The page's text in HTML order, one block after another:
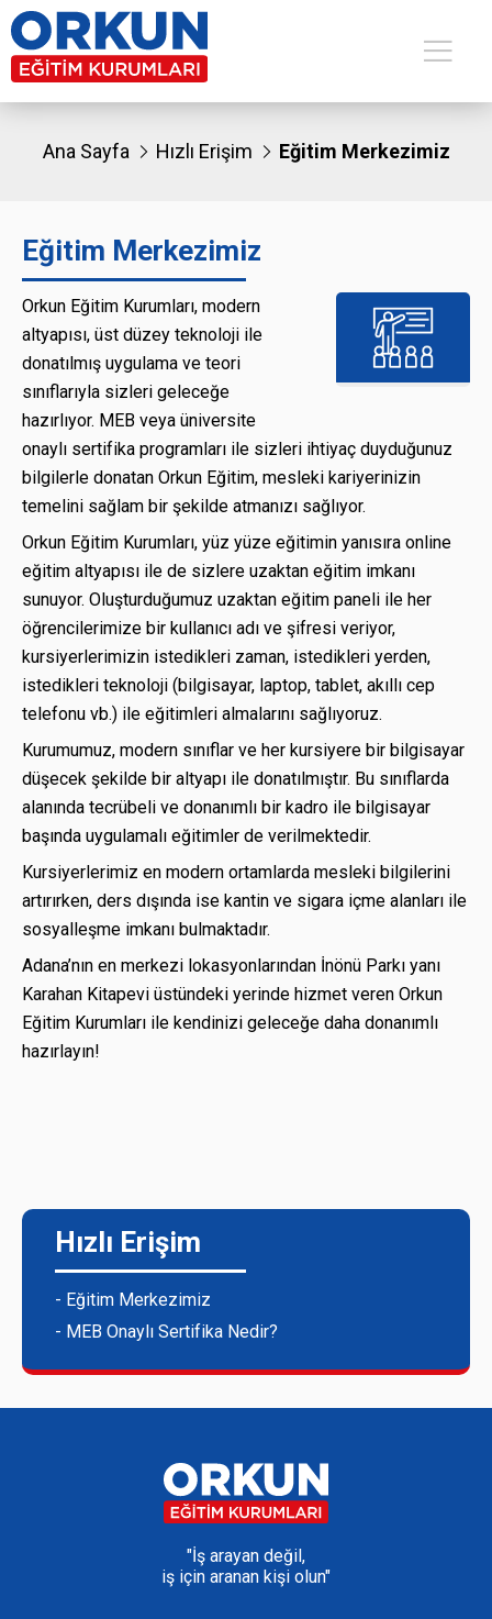
Ana Sayfa Hızlı Erişim Eğitim Merkezimiz
Eğitim Merkezimiz
Orkun Eğitim Kurumları, modern
altyapısı, üst düzey teknoloji ile
donatılmış uygulama ve teori
sınıflarıyla sizleri geleceğe
hazırlıyor. MEB veya üniversite
onaylı sertifika programları ile sizleri ihtiyaç duyduğunuz
bilgilerle donatan Orkun Eğitim, mesleki kariyerinizin
temelini sağlam bir şekilde atmanızı sağlıyor.
Orkun Eğitim Kurumları, yüz yüze eğitimin yanısıra online
eğitim altyapısı ile de sizlere uzaktan eğitim imkanı
sunuyor. Oluşturduğumuz uzaktan eğitim paneli ile her
öğrencilerimize bir kullanıcı adı ve şifresi veriyor,
kursiyerlerimizin istedikleri zaman, istedikleri yerden,
istedikleri teknoloji (bilgisayar, laptop, tablet, akıllı cep
telefonu vb.) ile eğitimleri almalarını sağlıyoruz.
Kurumumuz, modern sınıflar ve her kursiyere bir bilgisayar
düşecek şekilde bir altyapı ile donatılmıştır. Bu sınıflarda
alanında tecrübeli ve donanımlı bir kadro ile bilgisayar
başında uygulamalı eğitimler de verilmektedir.
Kursiyerlerimiz en modern ortamlarda mesleki bilgilerini
artırırken, ders dışında ise kantin ve sigara içme alanları ile
sosyalleşme imkanı bulmaktadır.
Adana’nın en merkezi lokasyonlarından İnönü Parkı yanı
Karahan Kitapevi üstündeki yerinde hizmet veren Orkun
Eğitim Kurumları ile kendinizi geleceğe daha donanımlı
hazırlayın!
Hızlı Erişim
- Eğitim Merkezimiz
- MEB Onaylı Sertifika Nedir?
"İş arayan değil,
iş için aranan kişi olun"